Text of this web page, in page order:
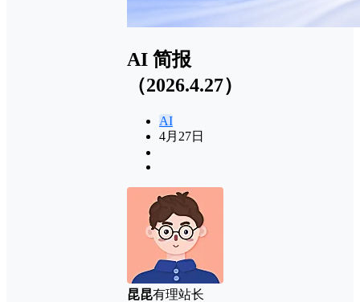
AI 简报
（2026.4.27）
AI
4月27日
昆昆有理站长